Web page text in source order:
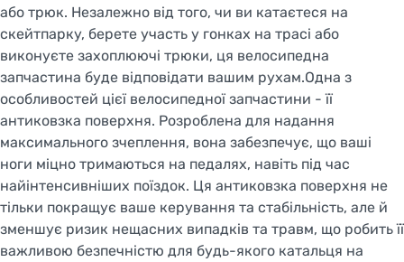
або трюк. Незалежно від того, чи ви катаєтеся на
скейтпарку, берете участь у гонках на трасі або
виконуєте захоплюючі трюки, ця велосипедна
запчастина буде відповідати вашим рухам.Одна з
особливостей цієї велосипедної запчастини - її
антиковзка поверхня. Розроблена для надання
максимального зчеплення, вона забезпечує, що ваші
ноги міцно тримаються на педалях, навіть під час
найінтенсивніших поїздок. Ця антиковзка поверхня не
тільки покращує ваше керування та стабільність, але й
зменшує ризик нещасних випадків та травм, що робить її
важливою безпечністю для будь-якого катальця на